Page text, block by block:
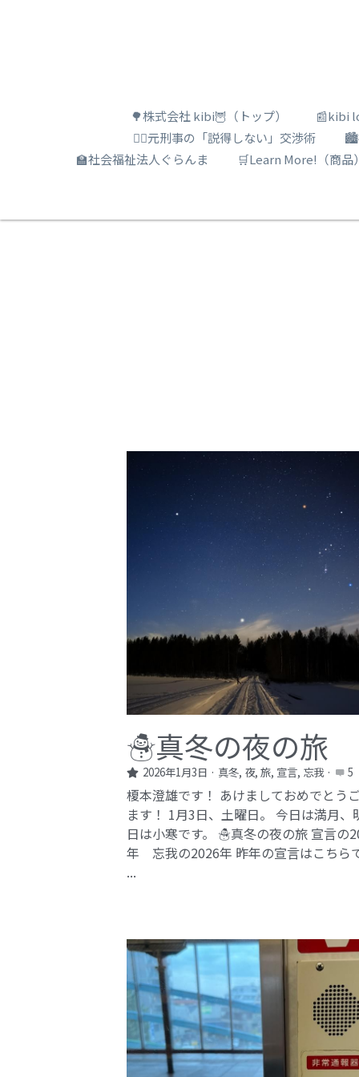
🌳株式会社 kibi🦉（トップ）
📰kibi
🕵️‍♂️元刑事の「説得しない」交渉術
🏙️
🏫社会福祉法人ぐらんま
🛒Learn More!（商品
☃️真冬の夜の旅
2026年1月3日 · 真冬, 夜, 旅, 宣言, 忘我· 5
榎本澄雄です！ あけましておめでとう
ます！ 1月3日、土曜日。 今日は満月、
日は小寒です。 ☃️真冬の夜の旅 宣言の
年 忘我の2026年​ 昨年の宣言はこちら
...